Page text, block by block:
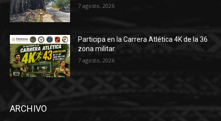
7 agosto, 2026
Participa en la Carrera Atlética 4K de la 36
zona militar.
7 agosto, 2026
ARCHIVO